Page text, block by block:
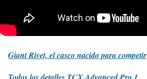
Giant Rivet, el casco nacido para competir